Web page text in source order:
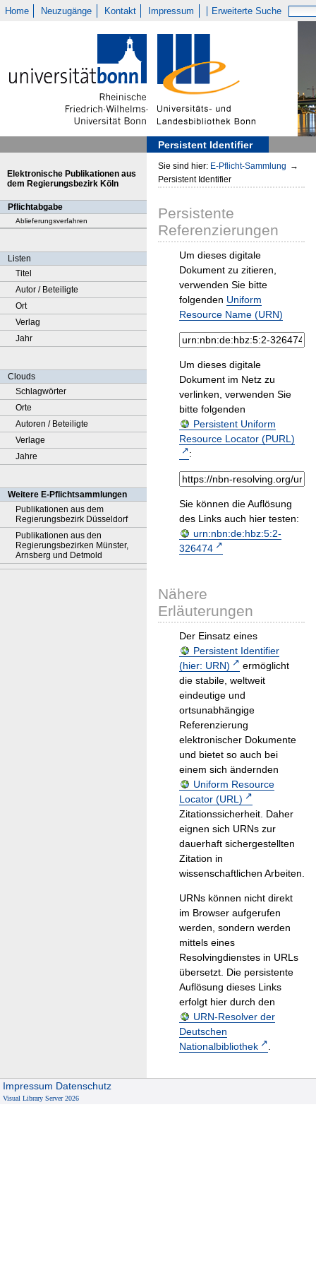
Home Neuzugänge Kontakt Impressum Erweiterte Suche
Persistent Identifier
Elektronische Publikationen aus
dem Regierungsbezirk Köln
Pflichtabgabe
Ablieferungsverfahren
Listen
Titel
Autor / Beteiligte
Ort
Verlag
Jahr
Clouds
Schlagwörter
Orte
Autoren / Beteiligte
Verlage
Jahre
Weitere E-Pflichtsammlungen
Publikationen aus dem
Regierungsbezirk Düsseldorf
Publikationen aus den
Regierungsbezirken Münster,
Arnsberg und Detmold
Sie sind hier: E-Pflicht-Sammlung →
Persistent Identifier
Persistente
Referenzierungen
Um dieses digitale
Dokument zu zitieren,
verwenden Sie bitte
folgenden Uniform
Resource Name (URN)
Um dieses digitale
Dokument im Netz zu
verlinken, verwenden Sie
bitte folgenden
Persistent Uniform
Resource Locator (PURL)
:
Sie können die Auflösung
des Links auch hier testen:
urn:nbn:de:hbz:5:2-
326474
Nähere
Erläuterungen
Der Einsatz eines
Persistent Identifier
(hier: URN)
ermöglicht
die stabile, weltweit
eindeutige und
ortsunabhängige
Referenzierung
elektronischer Dokumente
und bietet so auch bei
einem sich ändernden
Uniform Resource
Locator (URL)
Zitationssicherheit. Daher
eignen sich URNs zur
dauerhaft sichergestellten
Zitation in
wissenschaftlichen Arbeiten.
URNs können nicht direkt
im Browser aufgerufen
werden, sondern werden
mittels eines
Resolvingdienstes in URLs
übersetzt. Die persistente
Auflösung dieses Links
erfolgt hier durch den
URN-Resolver der
Deutschen
Nationalbibliothek
.
Impressum Datenschutz
Visual Library Server 2026